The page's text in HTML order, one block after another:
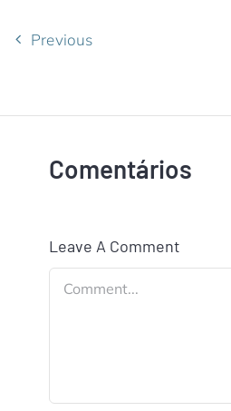
Previous
Comentários
Leave A Comment
Comment